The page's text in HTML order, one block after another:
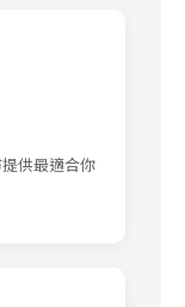
供最適合你